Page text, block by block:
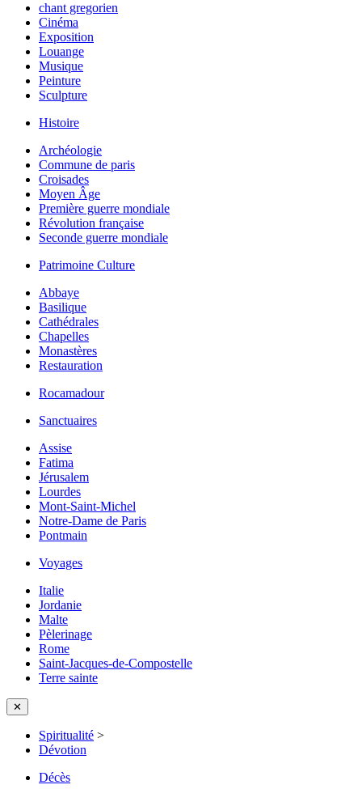
chant gregorien
Cinéma
Exposition
Louange
Musique
Peinture
Sculpture
Histoire
Archéologie
Commune de paris
Croisades
Moyen Âge
Première guerre mondiale
Révolution française
Seconde guerre mondiale
Patrimoine Culture
Abbaye
Basilique
Cathédrales
Chapelles
Monastères
Restauration
Rocamadour
Sanctuaires
Assise
Fatima
Jérusalem
Lourdes
Mont-Saint-Michel
Notre-Dame de Paris
Pontmain
Voyages
Italie
Jordanie
Malte
Pèlerinage
Rome
Saint-Jacques-de-Compostelle
Terre sainte
✕
Spiritualité >
Dévotion
Décès